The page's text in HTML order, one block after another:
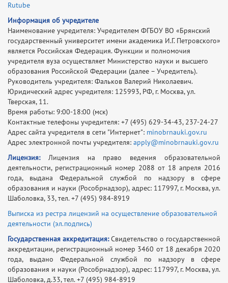
Rutube
Информация об учредителе
Наименование учредителя: Учредителем ФГБОУ ВО «Брянский
государственный университет имени академика И.Г. Петровского»
является Российская Федерация. Функции и полномочия
учредителя вуза осуществляет Министерство науки и высшего
образования Российской Федерации (далее – Учредитель).
Руководитель учредителя: Фальков Валерий Николаевич.
Юридический адрес учредителя: 125993, РФ, г. Москва, ул.
Тверская, 11.
Время работы: 9:00-18:00 (мск)
Контактные телефоны учредителя: +7 (495) 629-34-43, 237-24-27
Адрес сайта учредителя в сети "Интернет": minobrnauki.gov.ru
Адрес электронной почты учредителя: apply@minobrnauki.gov.ru
Лицензия:Лицензия на право ведения образовательной
деятельности, регистрационный номер 2088 от 18 апреля 2016
года, выдана Федеральной службой по надзору в сфере
образования и науки (Рособрнадзор), адрес: 117997, г. Москва, ул.
Шаболовка, 33, тел. +7 (495) 984-8919
Выписка из рестра лицензий на осуществление образовательной
деятельности (эл.подпись)
Государственная аккредитация:Свидетельство о государственной
аккредитации, регистрационный номер 3460 от 18 декабря 2020
года, выдано Федеральной службой по надзору в сфере
образования и науки (Рособрнадзор), адрес: 117997, г. Москва, ул.
Шаболовка, д.33, тел. +7 (495) 984-8919